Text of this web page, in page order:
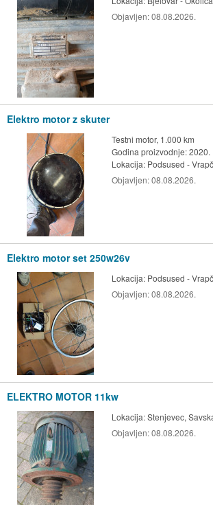
Objavljen:08.08.2026.
Elektro motor z skuter
Testni motor, 1.000 km
Godina proizvodnje: 2020.
Lokacija: Podsused -
Objavljen:08.08.2026.
Elektro motor set 250w26v
Lokacija: Podsused -
Objavljen:08.08.2026.
ELEKTRO MOTOR 11kw
Lokacija:Stenjevec,
Objavljen:08.08.2026.